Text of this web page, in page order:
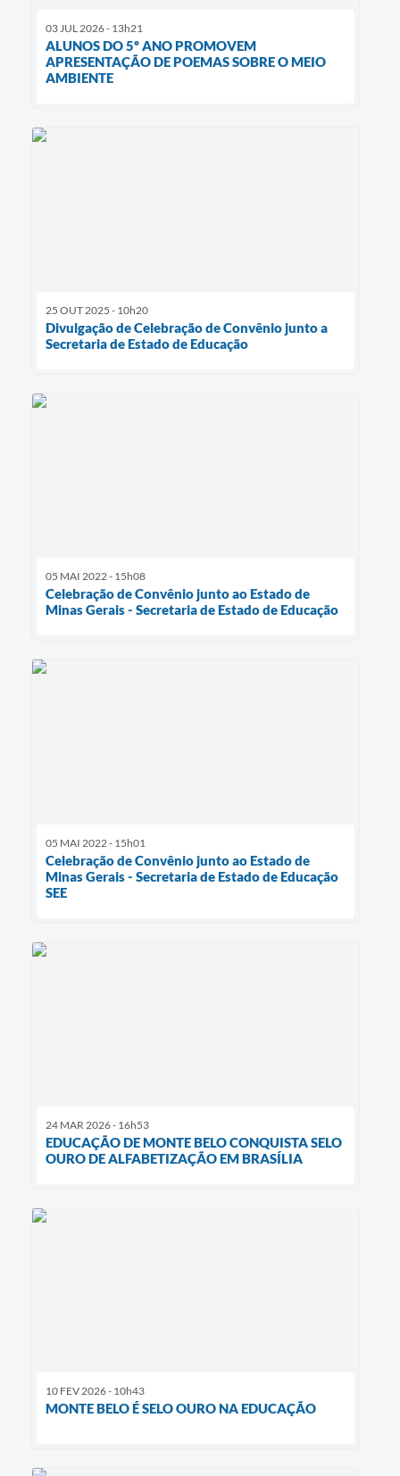
03 JUL 2026 - 13h21
ALUNOS DO 5º ANO PROMOVEM
APRESENTAÇÃO DE POEMAS SOBRE O MEIO
AMBIENTE
25 OUT 2025 - 10h20
Divulgação de Celebração de Convênio junto a
Secretaria de Estado de Educação
05 MAI 2022 - 15h08
Celebração de Convênio junto ao Estado de
Minas Gerais - Secretaria de Estado de Educação
05 MAI 2022 - 15h01
Celebração de Convênio junto ao Estado de
Minas Gerais - Secretaria de Estado de Educação
SEE
24 MAR 2026 - 16h53
EDUCAÇÃO DE MONTE BELO CONQUISTA SELO
OURO DE ALFABETIZAÇÃO EM BRASÍLIA
10 FEV 2026 - 10h43
MONTE BELO É SELO OURO NA EDUCAÇÃO